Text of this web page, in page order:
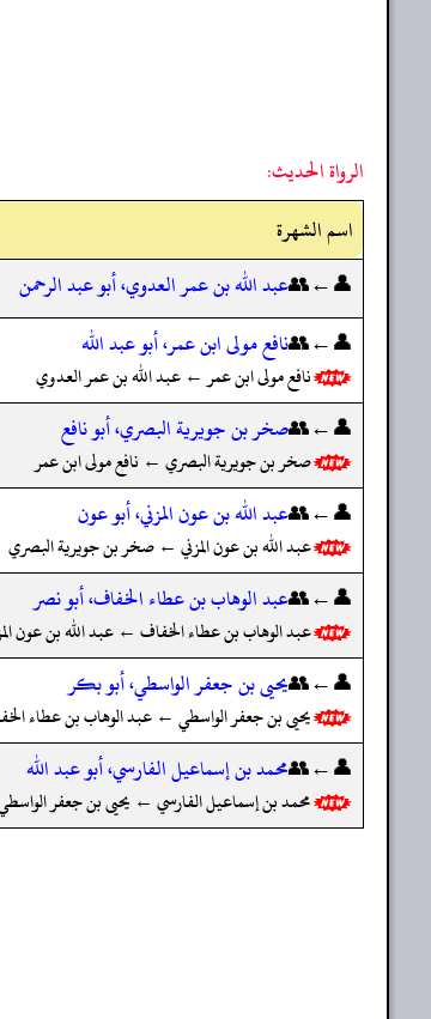
الرواة الحديث:
اسم الشهرة
👤←👥عبد الله بن عمر العدوي، أبو عبد الرحمن
👤←👥نافع مولى ابن عمر، أبو عبد الله
نافع مولى ابن عمر ← عبد الله بن عمر العدوي
👤←👥صخر بن جويرية البصري، أبو نافع
صخر بن جويرية البصري ← نافع مولى ابن عمر
👤←👥عبد الله بن عون المزني، أبو عون
عبد الله بن عون المزني ← صخر بن جويرية البصري
👤←👥عبد الوهاب بن عطاء الخفاف، أبو نصر
عبد الوهاب بن عطاء الخفاف ← عبد الله بن عون
👤←👥يحيى بن جعفر الواسطي، أبو بكر
يحيى بن جعفر الواسطي ← عبد الوهاب بن عطاء
👤←👥محمد بن إسماعيل الفارسي، أبو عبد الله
محمد بن إسماعيل الفارسي ← يحيى بن جعفر